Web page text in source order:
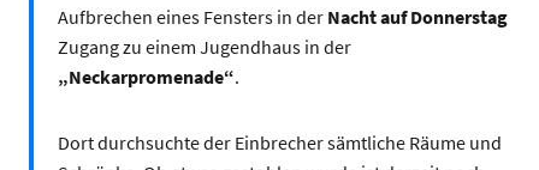
Aufbrechen eines Fensters in der Nacht auf Donnerstag
Zugang zu einem Jugendhaus in der
„Neckarpromenade“.
Dort durchsuchte der Einbrecher sämtliche Räume und